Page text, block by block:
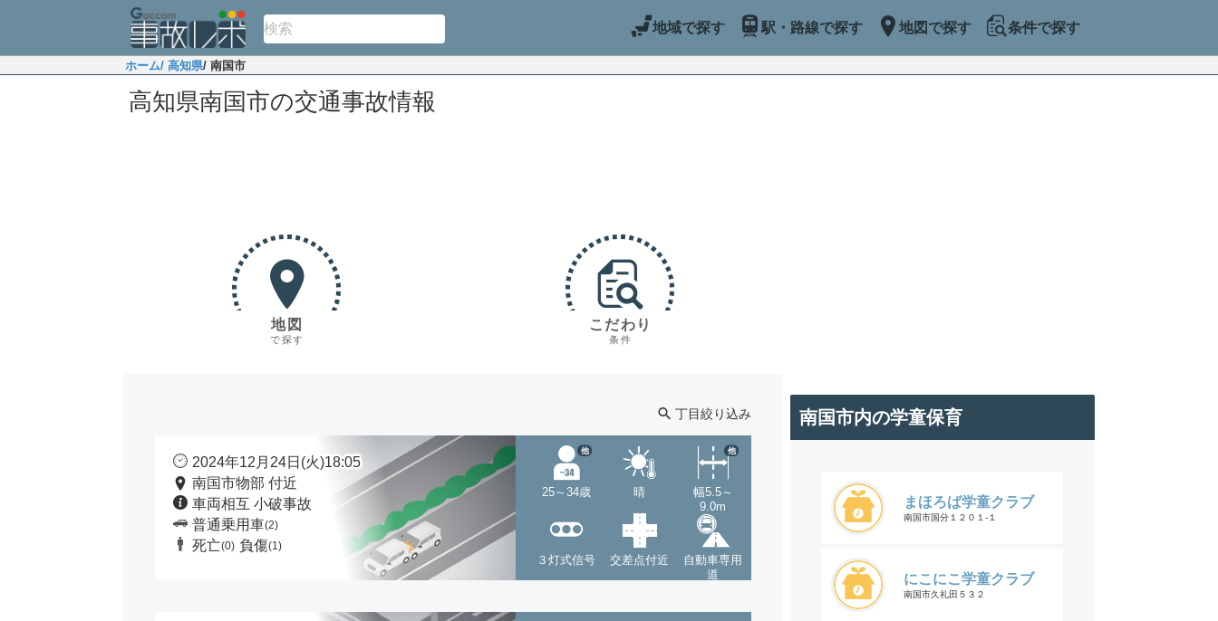
地域で探す 駅・路線で探す 地図で探す 条件で探す
ホーム/ 高知県/ 南国市
高知県南国市の交通事故情報
地図
で探す
こだわり
条件
丁目絞り込み
2024年12月24日(火)18:05
南国市物部 付近
車両相互 小破事故
普通乗用車(2)
死亡(0) 負傷(1)
25～34歳
他
晴
幅5.5～
9.0m
他
３灯式信号 交差点付近
自動車専用
道
南国市内の学童保育
まほろば学童クラブ
南国市国分１２０１-１
にこにこ学童クラブ
南国市久礼田５３２